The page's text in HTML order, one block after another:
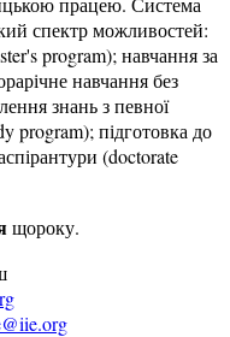
спектр можливостей:
program); навчання за
навчання без
знань з певної
program); підготовка до
(doctorate
щороку.